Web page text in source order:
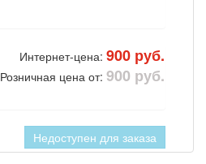
Интернет-цена: 900 руб.
Розничная цена от: 900 руб.
Недоступен для заказа